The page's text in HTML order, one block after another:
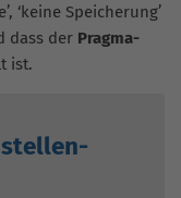
‘keine Speicherung’
dass der Pragma-
ist.